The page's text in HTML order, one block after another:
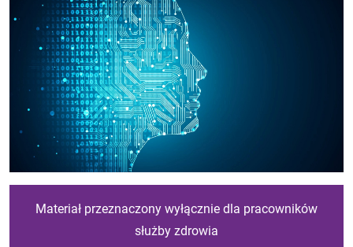
Materiał przeznaczony wyłącznie dla pracowników
służby zdrowia